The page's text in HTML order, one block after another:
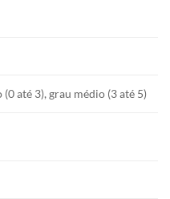
(0 até 3), grau médio (3 até 5)